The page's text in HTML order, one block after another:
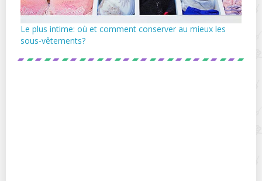
Le plus intime: où et comment conserver au mieux les
sous-vêtements?